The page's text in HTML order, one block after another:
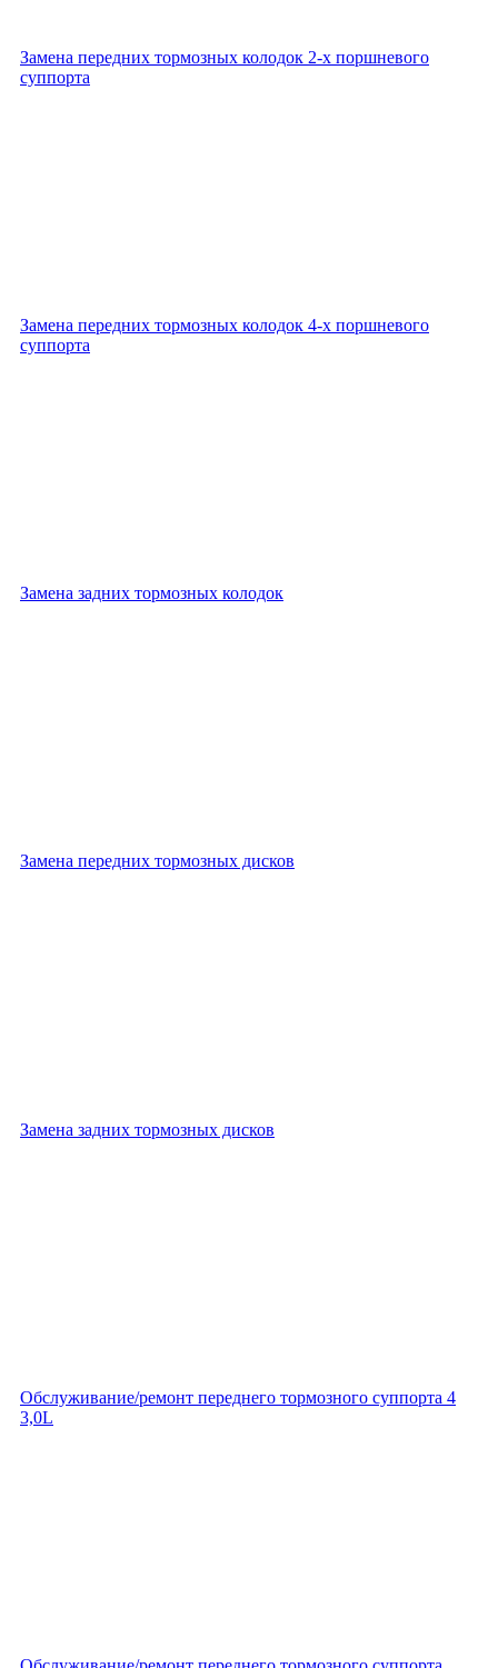
Замена передних тормозных колодок 2-х поршневого
суппорта
Замена передних тормозных колодок 4-х поршневого
суппорта
Замена задних тормозных колодок
Замена передних тормозных дисков
Замена задних тормозных дисков
Обслуживание/ремонт переднего тормозного суппорта 4
3,0L